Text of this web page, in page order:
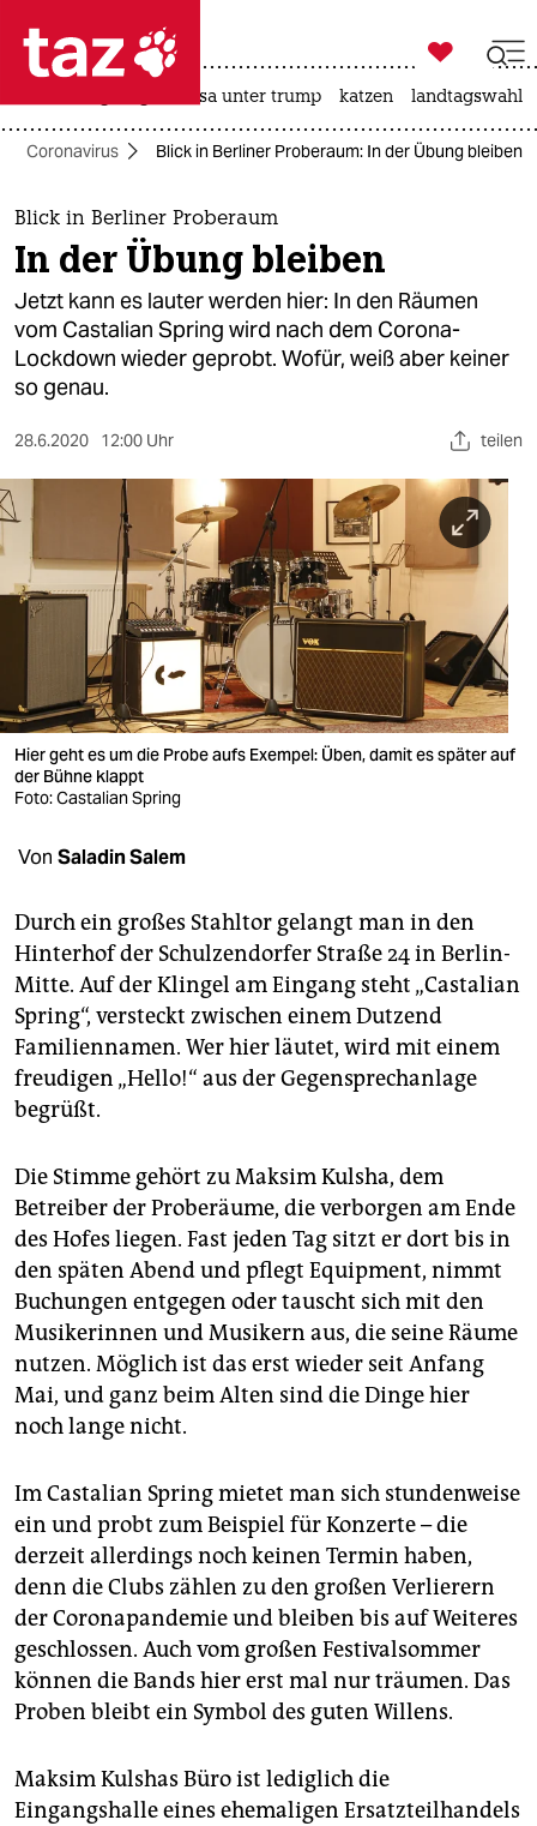
 taz zahl ich
taz zahl ich
themen
politik
öko
gesellschaft
kultur
sport
berlin
nord
wahrheit
verlag
verlag
veranstaltungen
unterstützen
abo
genossenschaft
epaper login

taz zahl ich
usa unter trump katzen landtagswahl
Coronavirus Blick in Berliner Proberaum: In der Übung bleiben
Blick in Berliner Proberaum
In der Übung bleiben
Jetzt kann es lauter werden hier: In den Räumen
vom Castalian Spring wird nach dem Corona-
Lockdown wieder geprobt. Wofür, weiß aber keiner
so genau.
28.6.2020 12:00 Uhr teilen
Hier geht es um die Probe aufs Exempel: Üben, damit es später auf
der Bühne klappt
Foto: Castalian Spring
Von Saladin Salem
Durch ein großes Stahltor gelangt man in den
Hinterhof der Schulzendorfer Straße 24 in Berlin-
Mitte. Auf der Klingel am Eingang steht „Castalian
Spring“, versteckt zwischen einem Dutzend
Familiennamen. Wer hier läutet, wird mit einem
freudigen „Hello!“ aus der Gegensprechanlage
begrüßt.
Die Stimme gehört zu Maksim Kulsha, dem
Betreiber der Proberäume, die verborgen am Ende
des Hofes liegen. Fast jeden Tag sitzt er dort bis in
den späten Abend und pflegt Equipment, nimmt
Buchungen entgegen oder tauscht sich mit den
Musikerinnen und Musikern aus, die seine Räume
nutzen. Möglich ist das erst wieder seit Anfang
Mai, und ganz beim Alten sind die Dinge hier
noch lange nicht.
Im Castalian Spring mietet man sich stundenweise
ein und probt zum Beispiel für Konzerte – die
derzeit allerdings noch keinen Termin haben,
denn die Clubs zählen zu den großen Verlierern
der Coronapandemie und bleiben bis auf Weiteres
geschlossen. Auch vom großen Festivalsommer
können die Bands hier erst mal nur träumen. Das
Proben bleibt ein Symbol des guten Willens.
Maksim Kulshas Büro ist lediglich die
Eingangshalle eines ehemaligen Ersatzteilhandels